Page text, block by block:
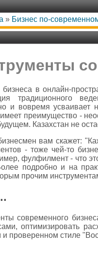
» Бизнес по-
бизнеса в онлайн-
традиционного
и вовремя
преимущество -
Казахстан не
вам скажет:
- тоже чей-то
фулфилмент - что
подробно и на
прочим
современного
оптимизировать
проверенном стиле